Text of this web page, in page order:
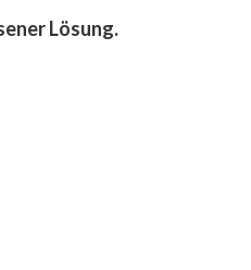
Lösung.